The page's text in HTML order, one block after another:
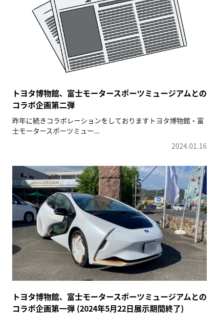
トヨタ博物館、富士モータースポーツミュージアムとの
コラボ企画第二弾
昨年に続きコラボレーションをしておりますトヨタ博物館・富
士モータースポーツミュー...
2024.01.16
トヨタ博物館、富士モータースポーツミュージアムとの
コラボ企画第一弾 (2024年5月22日展示期間終了)